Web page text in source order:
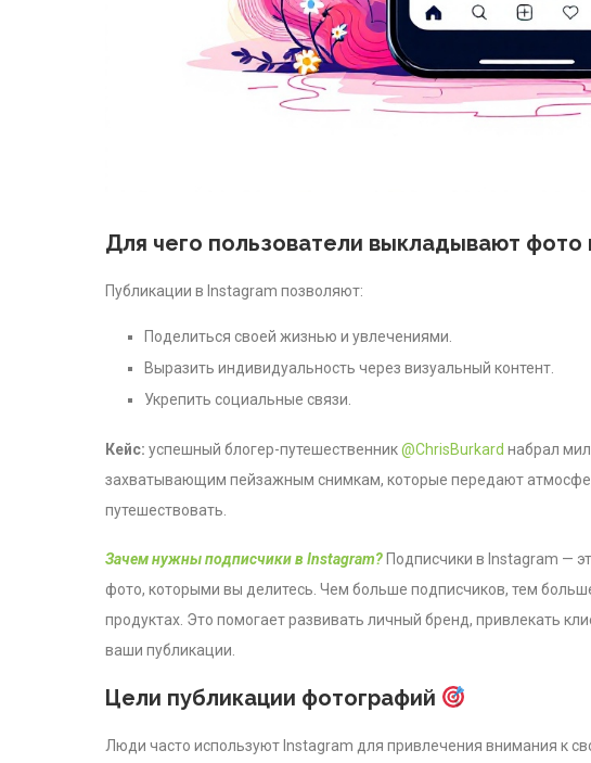
Для чего пользователи выкладывают фото
Публикации в Instagram позволяют:
Поделиться своей жизнью и увлечениями.
Выразить индивидуальность через визуальный контент.
Укрепить социальные связи.
Кейс: успешный блогер-путешественник@ChrisBurkard набрал
захватывающим пейзажным снимкам, которые передают
путешествовать.
Зачем нужны подписчики в Instagram? Подписчики в Instagram —
фото, которыми вы делитесь. Чем больше подписчиков, тем
продуктах. Это помогает развивать личный бренд, привлекать
ваши публикации.
Цели публикации фотографий
Люди часто используют Instagram для привлечения внимания к